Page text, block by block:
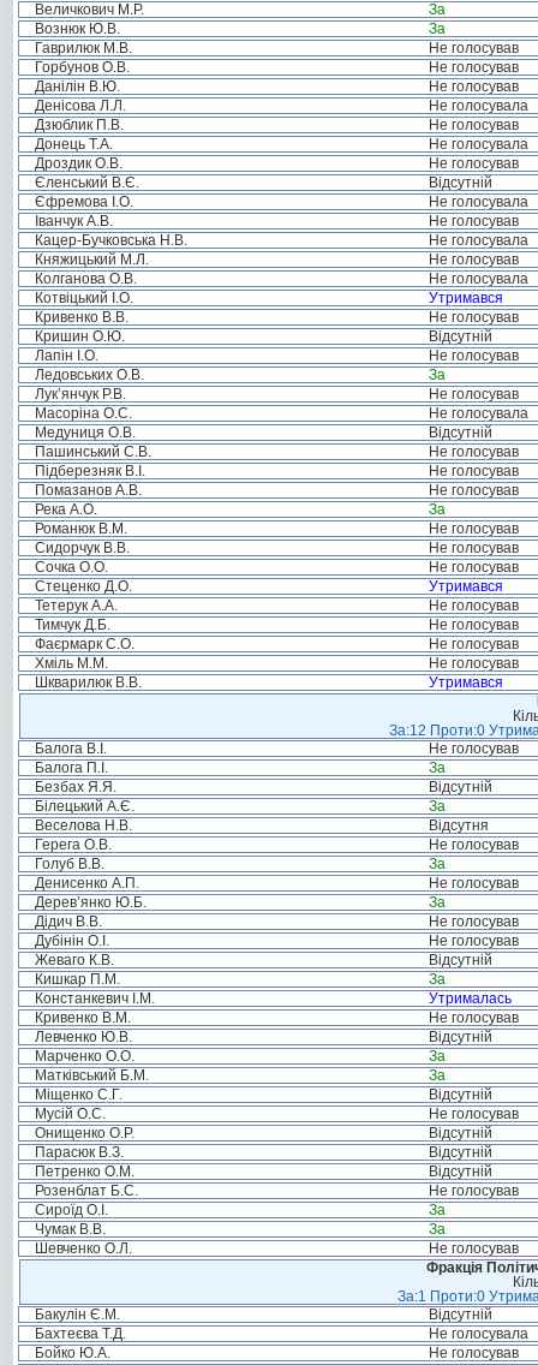
Величкович М.Р.
За
Вознюк Ю.В.
За
Гаврилюк М.В.
Не голосував
Горбунов О.В.
Не голосував
Данілін В.Ю.
Не голосував
Денісова Л.Л.
Не голосувала
Дзюблик П.В.
Не голосував
Донець Т.А.
Не голосувала
Дроздик О.В.
Не голосував
Єленський В.Є.
Відсутній
Єфремова І.О.
Не голосувала
Іванчук А.В.
Не голосував
Кацер-Бучковська Н.В.
Не голосувала
Княжицький М.Л.
Не голосував
Колганова О.В.
Не голосувала
Котвіцький І.О.
Утримався
Кривенко В.В.
Не голосував
Кришин О.Ю.
Відсутній
Лапін І.О.
Не голосував
Ледовських О.В.
За
Лук’янчук Р.В.
Не голосував
Масоріна О.С.
Не голосувала
Медуниця О.В.
Відсутній
Пашинський С.В.
Не голосував
Підберезняк В.І.
Не голосував
Помазанов А.В.
Не голосував
Река А.О.
За
Романюк В.М.
Не голосував
Сидорчук В.В.
Не голосував
Сочка О.О.
Не голосував
Стеценко Д.О.
Утримався
Тетерук А.А.
Не голосував
Тимчук Д.Б.
Не голосував
Фаєрмарк С.О.
Не голосував
Хміль М.М.
Не голосував
Шкварилюк В.В.
Утримався
За:12 Проти:0
Балога В.І.
Не голосував
Балога П.І.
За
Безбах Я.Я.
Відсутній
Білецький А.Є.
За
Веселова Н.В.
Відсутня
Герега О.В.
Не голосував
Голуб В.В.
За
Денисенко А.П.
Не голосував
Дерев’янко Ю.Б.
За
Дідич В.В.
Не голосував
Дубінін О.І.
Не голосував
Жеваго К.В.
Відсутній
Кишкар П.М.
За
Констанкевич І.М.
Утрималась
Кривенко В.М.
Не голосував
Левченко Ю.В.
Відсутній
Марченко О.О.
За
Матківський Б.М.
За
Міщенко С.Г.
Відсутній
Мусій О.С.
Не голосував
Онищенко О.Р.
Відсутній
Парасюк В.З.
Відсутній
Петренко О.М.
Відсутній
Розенблат Б.С.
Не голосував
Сироїд О.І.
За
Чумак В.В.
За
Шевченко О.Л.
Не голосував
Фракція
За:1 Проти:0
Бакулін Є.М.
Відсутній
Бахтеєва Т.Д.
Не голосувала
Бойко Ю.А.
Не голосував